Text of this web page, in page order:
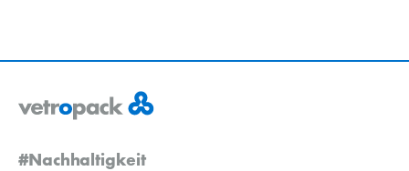
#Nachhaltigkeit